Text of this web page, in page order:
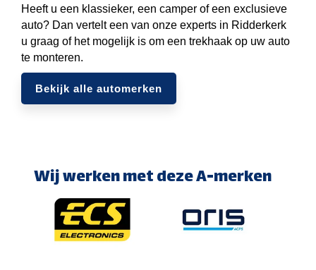
Heeft u een klassieker, een camper of een exclusieve
auto? Dan vertelt een van onze experts in Ridderkerk
u graag of het mogelijk is om een trekhaak op uw auto
te monteren.
Bekijk alle automerken
Wij werken met deze A-merken